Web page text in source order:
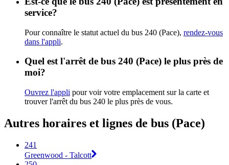
service?
Pour connaître le statut actuel du bus 240 (Pace), rendez-vous
dans l'appli.
Quel est l'arrêt de bus 240 (Pace) le plus près de
moi?
Ouvrez l'appli pour voir votre emplacement sur la carte et
trouver l'arrêt du bus 240 le plus près de vous.
Autres horaires et lignes de bus (Pace)
241
Greenwood - Talcott